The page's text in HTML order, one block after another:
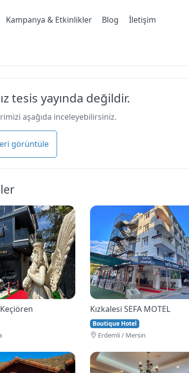
Kampanya & Etkinlikler Blog İletişim
tesis yayında değildir.
aşağıda inceleyebilirsiniz.
görüntüle
Keçiören Kızkalesi SEFA MOTEL
Boutique Hotel
Erdemli / Mersin